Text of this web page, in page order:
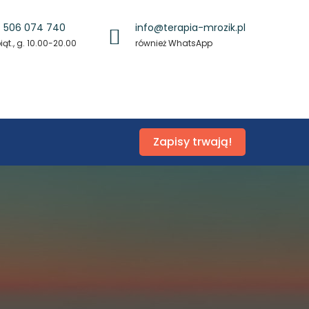
074 740
g. 10.00-20.00
info@terapia-mrozik.pl
również WhatsApp
Zapisy trwają!